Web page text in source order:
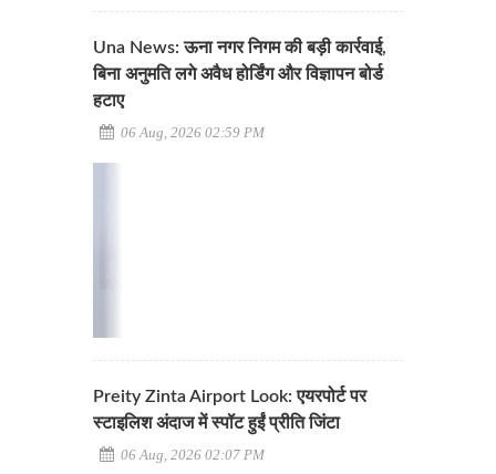
Una News: ऊना नगर निगम की बड़ी कार्रवाई,
बिना अनुमति लगे अवैध होर्डिंग और विज्ञापन बोर्ड
हटाए
06 Aug, 2026 02:59 PM
Preity Zinta Airport Look: एयरपोर्ट पर
स्टाइलिश अंदाज में स्पॉट हुईं प्रीति जिंटा
06 Aug, 2026 02:07 PM